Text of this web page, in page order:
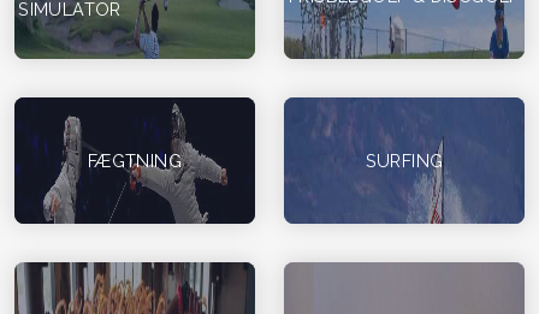
SIMULATOR
FÆGTNING SURFING